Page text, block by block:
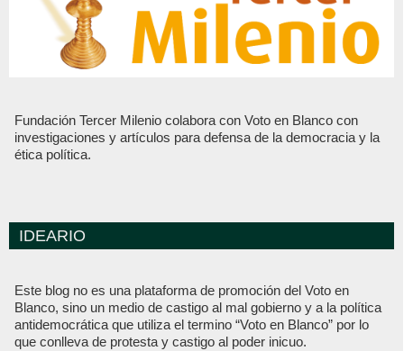
Fundación Tercer Milenio colabora con Voto en Blanco con
investigaciones y artículos para defensa de la democracia y la
ética política.
IDEARIO
Este blog no es una plataforma de promoción del Voto en
Blanco, sino un medio de castigo al mal gobierno y a la política
antidemocrática que utiliza el termino “Voto en Blanco” por lo
que conlleva de protesta y castigo al poder inicuo.